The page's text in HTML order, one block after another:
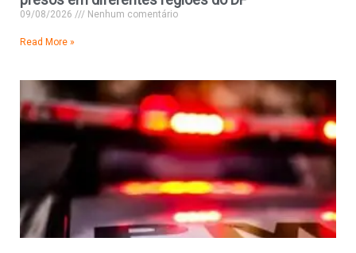
09/08/2026 Nenhum comentário
Read More »